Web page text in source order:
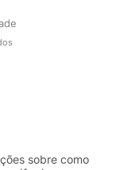
sobre como